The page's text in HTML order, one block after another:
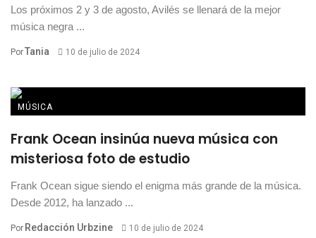
Los próximos 2 y 3 de agosto, Avilés se llenará de la mejor
música negra ...
PorTania 10 de julio de 2024
MÚSICA
Frank Ocean insinúa nueva música con
misteriosa foto de estudio
Frank Ocean sigue siendo el enigma más grande de la música.
Desde 2012, ha lanzado ...
Por Redacción Urbzine 10 de julio de 2024